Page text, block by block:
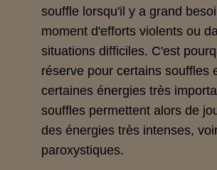
souffle lorsqu'il y a grand
moment d'efforts violents ou
situations difficiles. C'est
réserve pour certains souffles
certaines énergies très
souffles permettent alors de
des énergies très intenses,
paroxystiques.